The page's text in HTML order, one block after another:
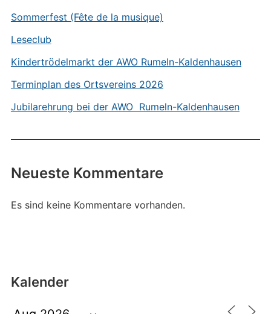
Sommerfest (Fête de la musique)
Leseclub
Kindertrödelmarkt der AWO Rumeln-Kaldenhausen
Terminplan des Ortsvereins 2026
Jubilarehrung bei der AWO Rumeln-Kaldenhausen
Neueste Kommentare
Es sind keine Kommentare vorhanden.
Kalender